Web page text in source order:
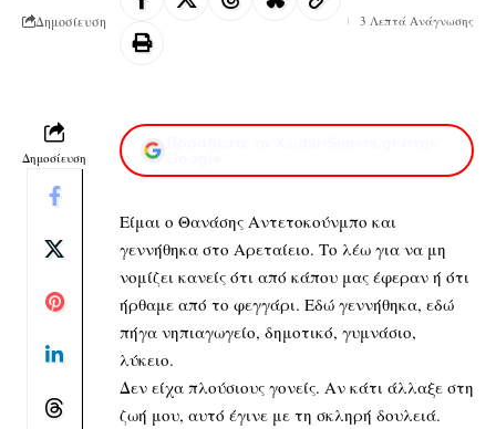
Δημοσίευση 3 Λεπτά Ανάγνωσης
Δημοσίευση
Είμαι ο Θανάσης Αντετοκούνμπο και
γεννήθηκα στο Αρεταίειο. Το λέω για να μη
νομίζει κανείς ότι από κάπου μας έφεραν ή ότι
ήρθαμε από το φεγγάρι. Εδώ γεννήθηκα, εδώ
πήγα νηπιαγωγείο, δημοτικό, γυμνάσιο,
λύκειο.
Δεν είχα πλούσιους γονείς. Αν κάτι άλλαξε στη
ζωή μου, αυτό έγινε με τη σκληρή δουλειά.